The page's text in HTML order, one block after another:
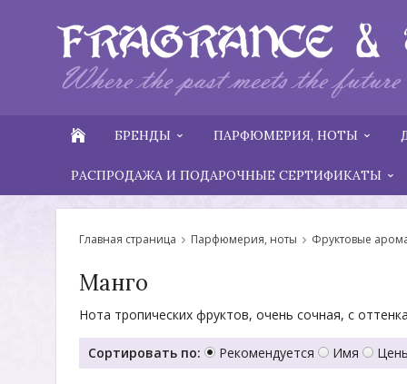
БРЕНДЫ ПАРФЮМЕРИЯ, НОТЫ
РАСПРОДАЖА И ПОДАРОЧНЫЕ СЕРТИФИКАТЫ
Главная страница Парфюмерия, ноты Фруктовые
Манго
Нота тропических фруктов, очень сочная, с
Сортировать по: Рекомендуется Имя